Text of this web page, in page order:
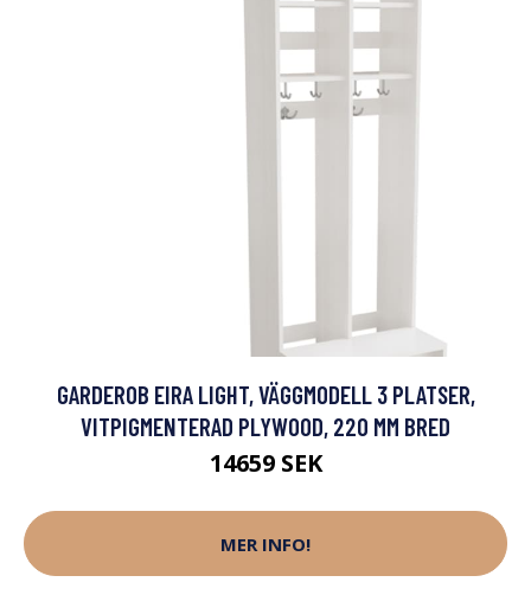
GARDEROB EIRA LIGHT, VÄGGMODELL 3 PLATSER,
VITPIGMENTERAD PLYWOOD, 220 MM BRED
14659 SEK
MER INFO!